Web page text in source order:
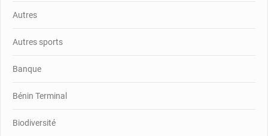
Autres
Autres sports
Banque
Bénin Terminal
Biodiversité